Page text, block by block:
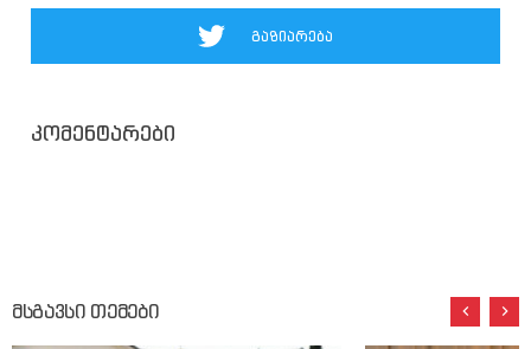
გაზიარება
კომენტარები
მსგავსი თემები